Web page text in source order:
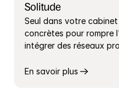
Solitude
Seul dans votre
concrètes pour rompre
intégrer des réseaux
En savoir plus